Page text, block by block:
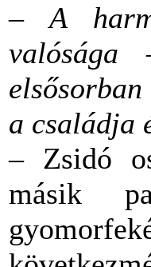
– A
valósága
a családja
– Zsidó
másik